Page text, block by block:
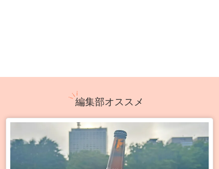
編集部オススメ